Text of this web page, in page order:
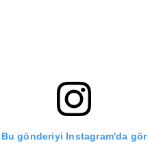
Bu gönderiyi Instagram'da gör